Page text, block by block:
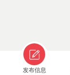
发布信息